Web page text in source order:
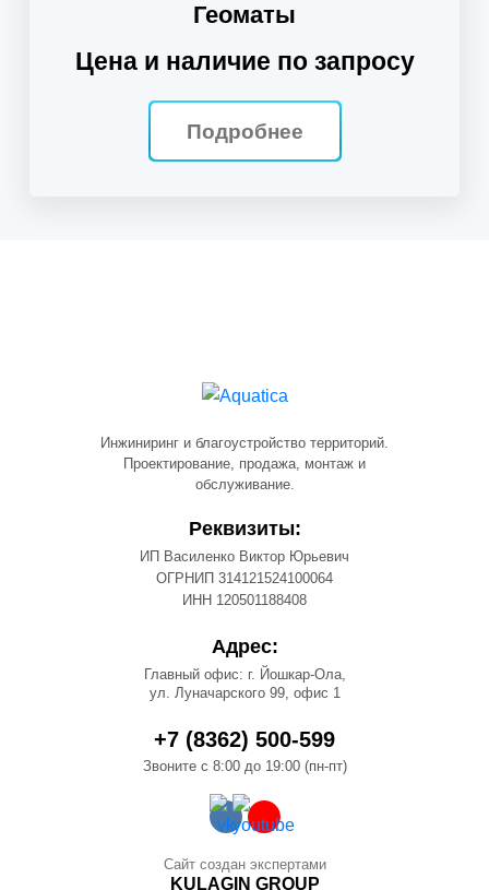
Геоматы
Цена и наличие по запросу
Подробнее
Инжиниринг и благоустройство территорий.
Проектирование, продажа, монтаж и
обслуживание.
Реквизиты:
ИП Василенко Виктор Юрьевич
ОГРНИП 314121524100064
ИНН 120501188408
Адрес:
Главный офис: г. Йошкар-Ола,
ул. Луначарского 99, офис 1
+7 (8362) 500-599
Звоните с 8:00 до 19:00 (пн-пт)
Сайт создан экспертами
KULAGIN GROUP